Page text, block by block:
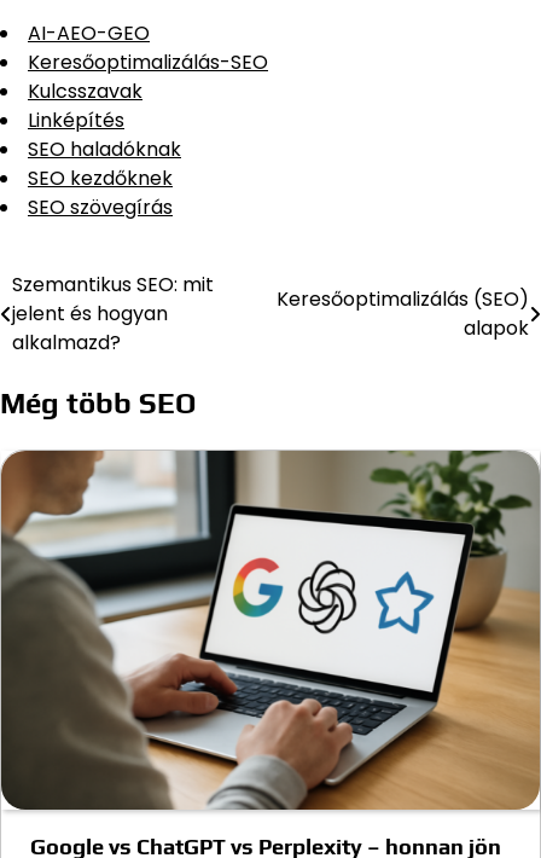
AI-AEO-GEO
Keresőoptimalizálás-SEO
Kulcsszavak
Linképítés
SEO haladóknak
SEO kezdőknek
SEO szövegírás
Bejegyzés
navigáció
Szemantikus SEO: mit
jelent és hogyan
alkalmazd?
Keresőoptimalizálás (SEO)
alapok
Még több SEO
Google vs ChatGPT vs Perplexity – honnan jön